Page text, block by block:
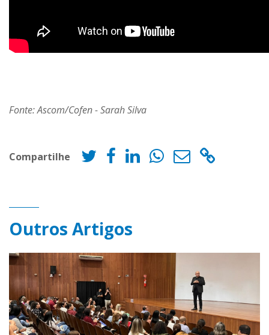
Fonte: Ascom/Cofen - Sarah Silva
Compartilhe
Outros Artigos